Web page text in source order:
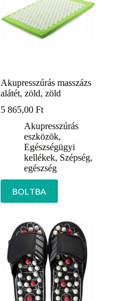
Akupresszúrás masszázs
alátét, zöld, zöld
5 865,00Ft
Akupresszúrás
eszközök,
Egészségügyi
kellékek, Szépség,
egészség
BOLTBA